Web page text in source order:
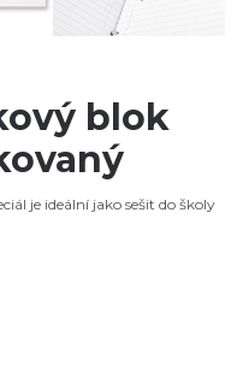
blok
je ideální jako sešit do školy